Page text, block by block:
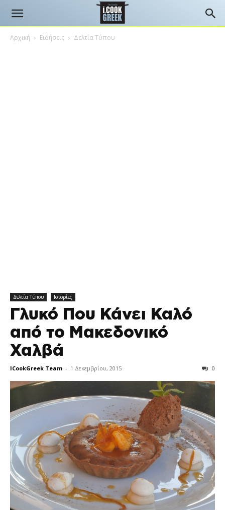
Αρχική Ειδήσεις Δελτία Τύπου
Δελτία Τύπου Ιστορίες
Γλυκό Που Κάνει Καλό
από το Μακεδονικό
Χαλβά
ICookGreek Team - 1 Δεκεμβρίου, 2015 0